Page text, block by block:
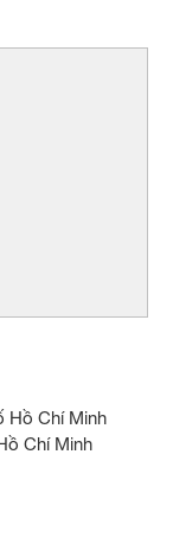
Hồ Chí Minh
Chí Minh